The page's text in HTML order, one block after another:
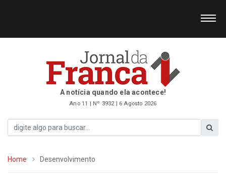
A notícia quando ela acontece!
Ano 11 | Nº 3932 | 6 Agosto 2026
Home Desenvolvimento